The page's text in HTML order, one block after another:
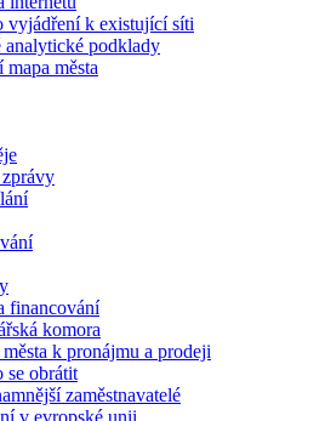
vyjádření k existující síti
analytické podklady
města
financování
komora
k pronájmu a prodeji
se obrátit
zaměstnavatelé